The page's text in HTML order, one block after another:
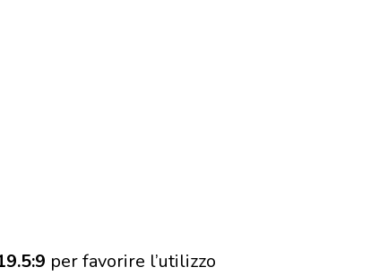
per favorire l’utilizzo